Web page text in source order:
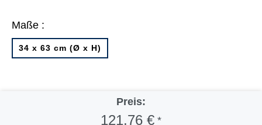
Maße :
34 x 63 cm (Ø x H)
Preis:
121,76 € *